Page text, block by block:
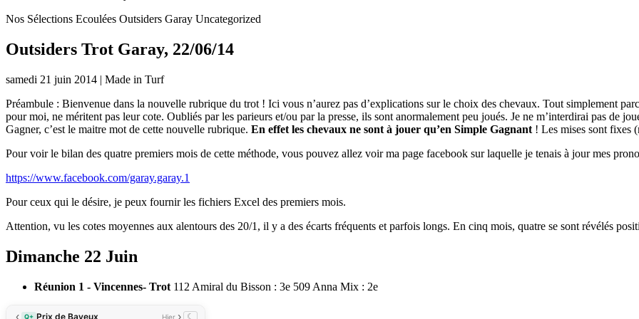
Nos Sélections Ecoulées Outsiders Garay Uncategorized
Outsiders Trot Garay, 22/06/14
samedi 21 juin 2014 | Made in Turf
Préambule : Bienvenue dans la nouvelle rubrique du trot ! Ici vous n’aurez pas d’explications sur le choix des chevaux. Tout simplement
pour moi, ne méritent pas leur cote. Oubliés par les parieurs et/ou par la presse, ils sont anormalement peu joués. Je ne m’interdirai pas de
Gagner, c’est le maitre mot de cette nouvelle rubrique. En effet les chevaux ne sont à jouer qu’en Simple Gagnant ! Les mises sont fixes
Pour voir le bilan des quatre premiers mois de cette méthode, vous pouvez allez voir ma page facebook sur laquelle je tenais à jour mes
https://www.facebook.com/garay.garay.1
Pour ceux qui le désire, je peux fournir les fichiers Excel des premiers mois.
Attention, vu les cotes moyennes aux alentours des 20/1, il y a des écarts fréquents et parfois longs. En cinq mois, quatre se sont révélés
Dimanche 22 Juin
Réunion 1 - Vincennes- Trot 112 Amiral du Bisson : 3e 509 Anna Mix : 2e